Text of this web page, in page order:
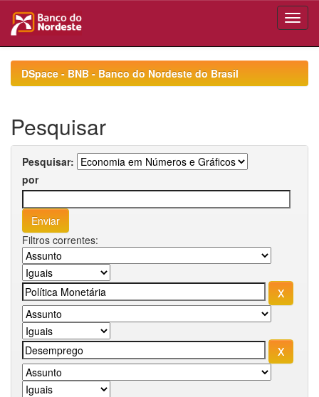
navigationDSpace - BNB - Banco do Nordeste do Brasil
Pesquisar
Pesquisar:
por
Filtros correntes: